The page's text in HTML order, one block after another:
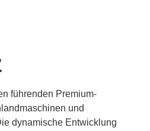
führenden Premium-
und
dynamische Entwicklung